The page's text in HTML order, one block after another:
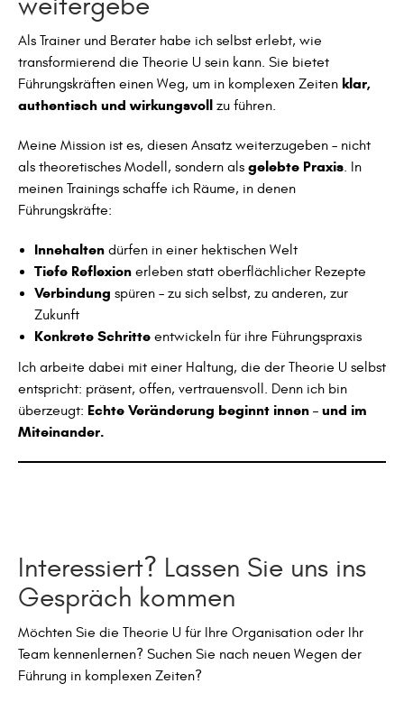
Als Trainer und Berater habe ich selbst erlebt, wie
transformierend die Theorie U sein kann. Sie bietet
Führungskräften einen Weg, um in komplexen Zeiten klar,
authentisch und wirkungsvoll zu führen.
Meine Mission ist es, diesen Ansatz weiterzugeben – nicht
als theoretisches Modell, sondern als gelebte Praxis. In
meinen Trainings schaffe ich Räume, in denen
Führungskräfte:
Innehalten dürfen in einer hektischen Welt
Tiefe Reflexion erleben statt oberflächlicher Rezepte
Verbindung spüren – zu sich selbst, zu anderen, zur
Zukunft
Konkrete Schritte entwickeln für ihre Führungspraxis
Ich arbeite dabei mit einer Haltung, die der Theorie U selbst
entspricht: präsent, offen, vertrauensvoll. Denn ich bin
überzeugt: Echte Veränderung beginnt innen – und im
Miteinander.
Interessiert? Lassen Sie uns ins
Gespräch kommen
Möchten Sie die Theorie U für Ihre Organisation oder Ihr
Team kennenlernen? Suchen Sie nach neuen Wegen der
Führung in komplexen Zeiten?